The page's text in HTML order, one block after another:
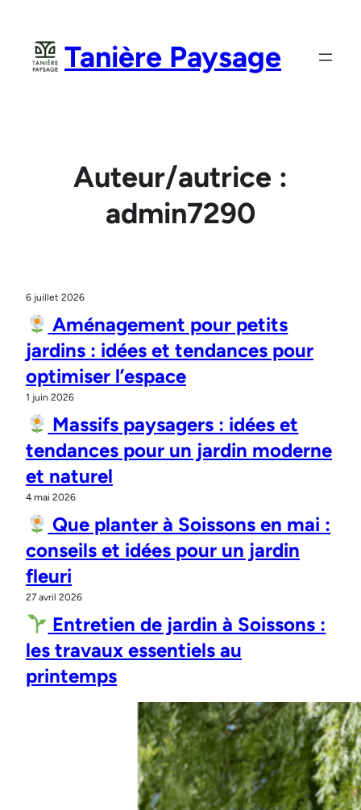
contenu
Tanière Paysage
Auteur/autrice :
admin7290
6 juillet 2026
Aménagement pour petits
jardins : idées et tendances pour
optimiser l’espace
1 juin 2026
Massifs paysagers : idées et
tendances pour un jardin moderne
et naturel
4 mai 2026
Que planter à Soissons en mai :
conseils et idées pour un jardin
fleuri
27 avril 2026
Entretien de jardin à Soissons :
les travaux essentiels au
printemps